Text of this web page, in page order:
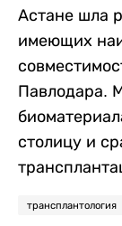
Астане шла
имеющих
Павлодара.
столицу и
трансплантология